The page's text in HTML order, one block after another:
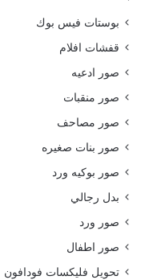
بوستات فيس بوك
قفشات افلام
صور ادعيه
صور منقبات
صور مصاحف
صور بنات صغيره
صور بوكيه ورد
بدل رجالي
صور ورد
صور اطفال
تحويل فليكسات فودافون